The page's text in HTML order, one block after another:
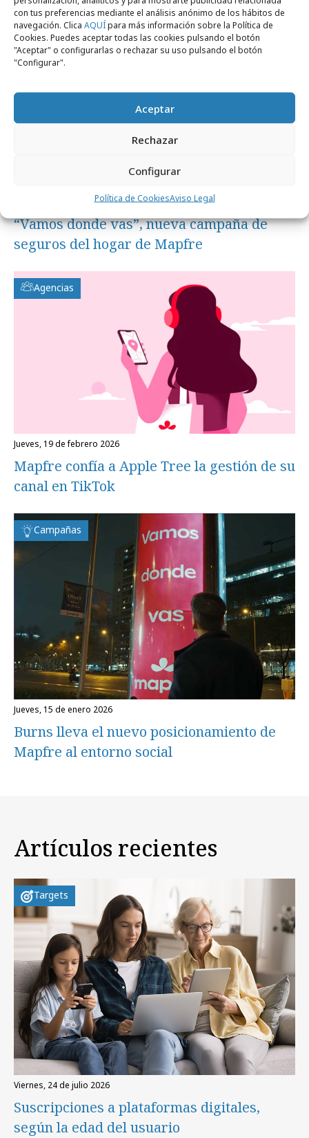
con tus preferencias mediante el análisis anónimo de los hábitos de
navegación. Clica AQUÍpara más información sobre la Política de
Cookies. Puedes aceptar todas las cookies pulsando el botón
"Aceptar" o configurarlas o rechazar su uso pulsando el botón
"Configurar".
Aceptar
Rechazar
Configurar
Política de CookiesAviso Legal
Campañas
viernes, 6 de marzo 2026
“Vamos donde vas”, nueva campaña de
seguros del hogar de Mapfre
Agencias
jueves, 19 de febrero 2026
Mapfre confía a Apple Tree la gestión de su
canal en TikTok
Campañas
jueves, 15 de enero 2026
Burns lleva el nuevo posicionamiento de
Mapfre al entorno social
Artículos recientes
Targets
viernes, 24 de julio 2026
Suscripciones a plataformas digitales,
según la edad del usuario